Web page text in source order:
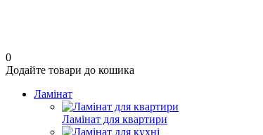
0
Додайте товари до кошика
Ламінат
Ламінат для квартири